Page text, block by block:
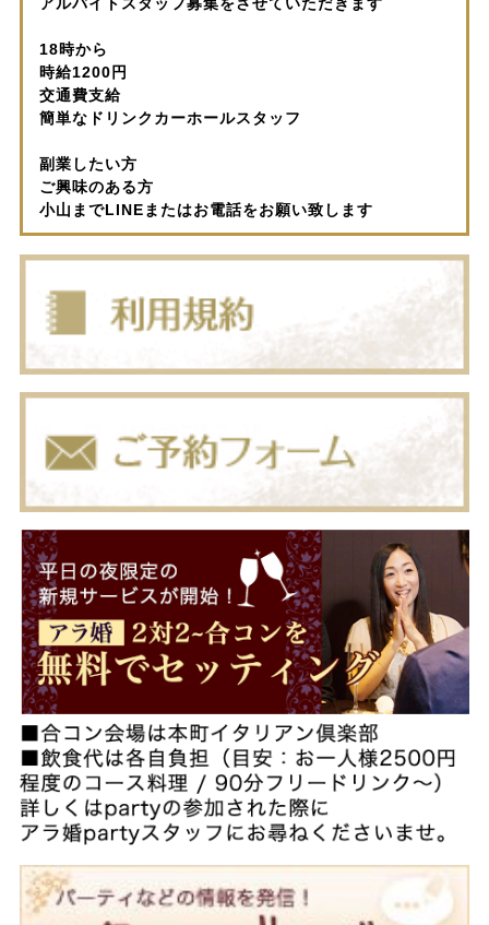
アルバイトスタッフ募集をさせていただきます
18時から
時給1200円
交通費支給
簡単なドリンクカーホールスタッフ
副業したい方
ご興味のある方
小山までLINEまたはお電話をお願い致します